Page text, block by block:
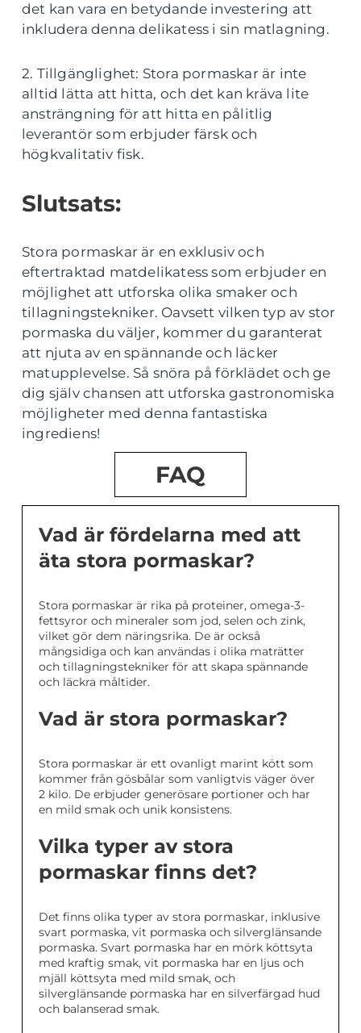
det kan vara en betydande investering att
inkludera denna delikatess i sin matlagning.
2. Tillgänglighet: Stora pormaskar är inte
alltid lätta att hitta, och det kan kräva lite
ansträngning för att hitta en pålitlig
leverantör som erbjuder färsk och
högkvalitativ fisk.
Slutsats:
Stora pormaskar är en exklusiv och
eftertraktad matdelikatess som erbjuder en
möjlighet att utforska olika smaker och
tillagningstekniker. Oavsett vilken typ av stor
pormaska du väljer, kommer du garanterat
att njuta av en spännande och läcker
matupplevelse. Så snöra på förklädet och ge
dig själv chansen att utforska gastronomiska
möjligheter med denna fantastiska
ingrediens!
FAQ
Vad är fördelarna med att
äta stora pormaskar?
Stora pormaskar är rika på proteiner, omega-3-
fettsyror och mineraler som jod, selen och zink,
vilket gör dem näringsrika. De är också
mångsidiga och kan användas i olika maträtter
och tillagningstekniker för att skapa spännande
och läckra måltider.
Vad är stora pormaskar?
Stora pormaskar är ett ovanligt marint kött som
kommer från gösbålar som vanligtvis väger över
2 kilo. De erbjuder generösare portioner och har
en mild smak och unik konsistens.
Vilka typer av stora
pormaskar finns det?
Det finns olika typer av stora pormaskar, inklusive
svart pormaska, vit pormaska och silverglänsande
pormaska. Svart pormaska har en mörk köttsyta
med kraftig smak, vit pormaska har en ljus och
mjäll köttsyta med mild smak, och
silverglänsande pormaska har en silverfärgad hud
och balanserad smak.